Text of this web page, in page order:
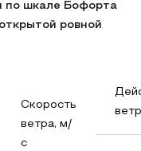
по шкале Бофорта
ровной
Скорость
ветра, м/
с